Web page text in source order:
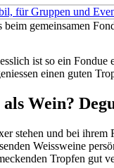
gemeinsamen
ist so ein
einen guten
als Wein?
stehen und bei
Weissweine
Tropfen gut